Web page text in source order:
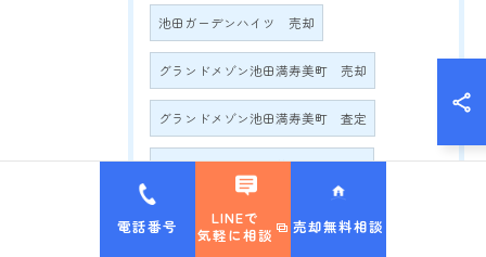
池田ガーデンハイツ 売却
グランドメゾン池田満寿美町 売却
グランドメゾン池田満寿美町 査定
グランドメゾン満寿美町2016 売却
グランドメゾン満寿美町2016 査定
電話番号
LINEで
気軽に相談
売却無料相談